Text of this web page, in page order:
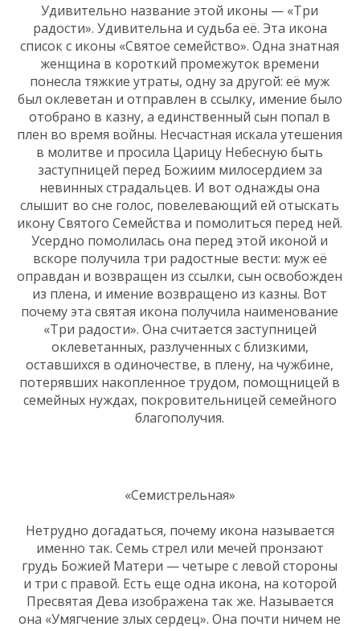
Удивительно название этой иконы — «Три
радости». Удивительна и судьба её. Эта икона
список с иконы «Святое семейство». Одна знатная
женщина в короткий промежуток времени
понесла тяжкие утраты, одну за другой: её муж
был оклеветан и отправлен в ссылку, имение было
отобрано в казну, а единственный сын попал в
плен во время войны. Несчастная искала утешения
в молитве и просила Царицу Небесную быть
заступницей перед Божиим милосердием за
невинных страдальцев. И вот однажды она
слышит во сне голос, повелевающий ей отыскать
икону Святого Семейства и помолиться перед ней.
Усердно помолилась она перед этой иконой и
вскоре получила три радостные вести: муж её
оправдан и возвращен из ссылки, сын освобожден
из плена, и имение возвращено из казны. Вот
почему эта святая икона получила наименование
«Три радости». Она считается заступницей
оклеветанных, разлученных с близкими,
оставшихся в одиночестве, в плену, на чужбине,
потерявших накопленное трудом, помощницей в
семейных нуждах, покровительницей семейного
благополучия.
«Семистрельная»
Нетрудно догадаться, почему икона называется
именно так. Семь стрел или мечей пронзают
грудь Божией Матери — четыре с левой стороны
и три с правой. Есть еще одна икона, на которой
Пресвятая Дева изображена так же. Называется
она «Умягчение злых сердец». Она почти ничем не